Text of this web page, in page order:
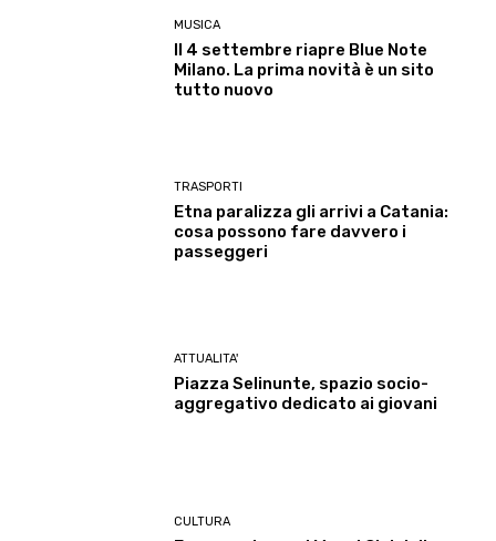
MUSICA
Il 4 settembre riapre Blue Note
Milano. La prima novità è un sito
tutto nuovo
TRASPORTI
Etna paralizza gli arrivi a Catania:
cosa possono fare davvero i
passeggeri
ATTUALITA'
Piazza Selinunte, spazio socio-
aggregativo dedicato ai giovani
CULTURA